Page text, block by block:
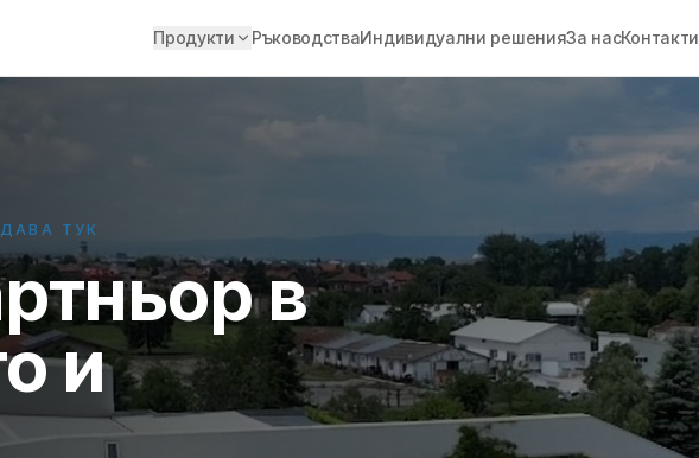
Продукти РъководстваИндивидуални решенияЗа насКонтакти
ТУК
в
и